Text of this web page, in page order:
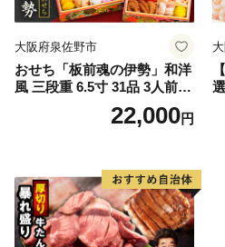
大阪府泉佐野市
おせち「板前魂の伊勢」和洋
風 三段重 6.5寸 31品 3人前
【1位獲得 おせち料理 板前魂
贅沢おせち お節 惣菜 冷凍 先
22,000円